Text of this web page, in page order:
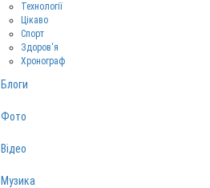
Технології
Цікаво
Спорт
Здоров‘я
Хронограф
Блоги
Фото
Відео
Музика